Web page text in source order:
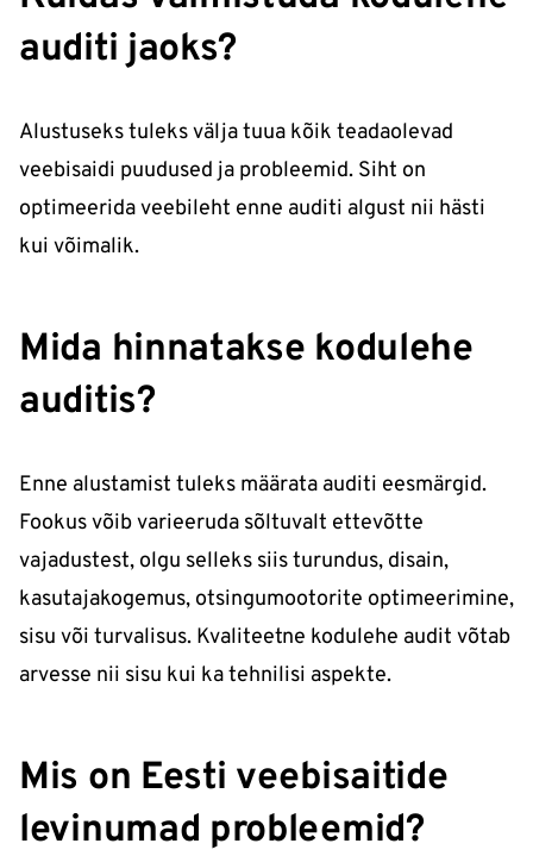
auditi jaoks?
Alustuseks tuleks välja tuua kõik teadaolevad
veebisaidi puudused ja probleemid. Siht on
optimeerida veebileht enne auditi algust nii hästi
kui võimalik.
Mida hinnatakse kodulehe
auditis?
Enne alustamist tuleks määrata auditi eesmärgid.
Fookus võib varieeruda sõltuvalt ettevõtte
vajadustest, olgu selleks siis turundus, disain,
kasutajakogemus, otsingumootorite optimeerimine,
sisu või turvalisus. Kvaliteetne kodulehe audit võtab
arvesse nii sisu kui ka tehnilisi aspekte.
Mis on Eesti veebisaitide
levinumad probleemid?